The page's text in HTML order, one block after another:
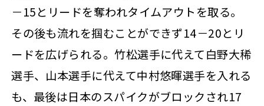
－15とリードを奪われタイムアウトを取る。
その後も流れを掴むことができず14－20とリ
ードを広げられる。竹松選手に代えて白野大稀
選手、山本選手に代えて中村悠暉選手を入れる
も、最後は日本のスパイクがブロックされ17